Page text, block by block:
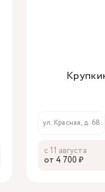
ул. Красная, д. 68
с 11 августа
oт 4 700 ₽